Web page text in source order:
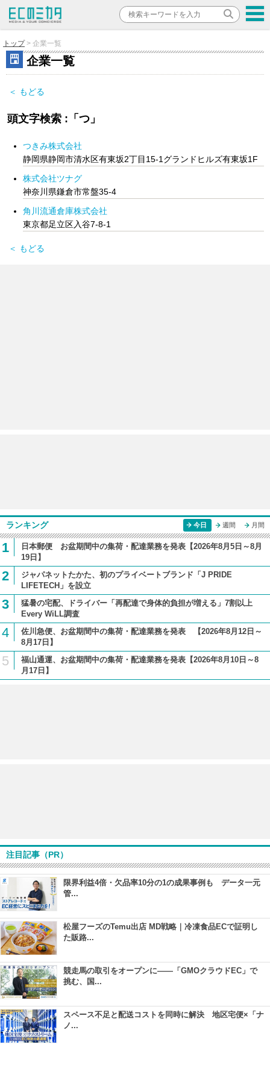
トップ 企業一覧
企業一覧
＜ もどる
頭文字検索 :「つ」
つきみ株式会社
静岡県静岡市清水区有東坂2丁目15-1グランドヒルズ有東坂1F
株式会社ツナグ
神奈川県鎌倉市常盤35-4
角川流通倉庫株式会社
東京都足立区入谷7-8-1
＜ もどる
ランキング 今日 週間 月間
1
日本郵便 お盆期間中の集荷・配達業務を発表【2026年8月5日～8月
19日】
2
ジャパネットたかた、初のプライベートブランド「J PRIDE
LIFETECH」を設立
3
猛暑の宅配、ドライバー「再配達で身体的負担が増える」7割以上
Every WiLL調査
4
佐川急便、お盆期間中の集荷・配達業務を発表 【2026年8月12日～
8月17日】
5
福山通運、お盆期間中の集荷・配達業務を発表【2026年8月10日～8
月17日】
注目記事（PR）
限界利益4倍・欠品率10分の1の成果事例も データ一元
管...
松屋フーズのTemu出店 MD戦略｜冷凍食品ECで証明し
た販路...
競走馬の取引をオープンに――「GMOクラウドEC」で
挑む、国...
スペース不足と配送コストを同時に解決 地区宅便×「ナ
ノ...